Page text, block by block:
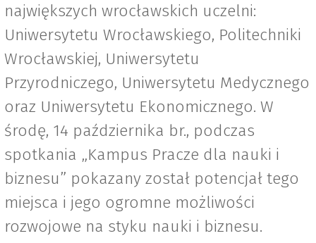
największych wrocławskich uczelni:
Uniwersytetu Wrocławskiego, Politechniki
Wrocławskiej, Uniwersytetu
Przyrodniczego, Uniwersytetu Medycznego
oraz Uniwersytetu Ekonomicznego. W
środę, 14 października br., podczas
spotkania „Kampus Pracze dla nauki i
biznesu” pokazany został potencjał tego
miejsca i jego ogromne możliwości
rozwojowe na styku nauki i biznesu.